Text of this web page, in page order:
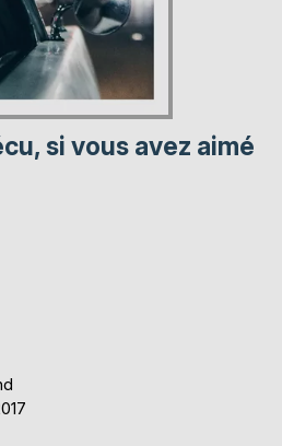
si vous avez aimé